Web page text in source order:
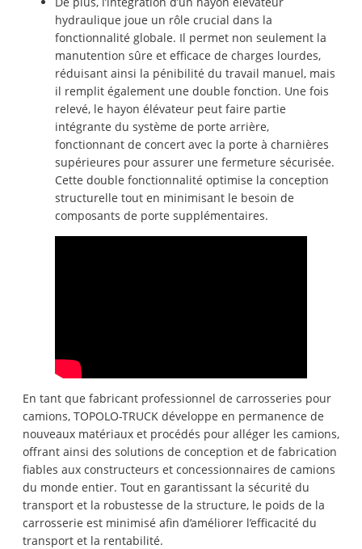
hydraulique joue un rôle crucial dans la
fonctionnalité globale. Il permet non seulement la
manutention sûre et efficace de charges lourdes,
réduisant ainsi la pénibilité du travail manuel, mais
il remplit également une double fonction. Une fois
relevé, le hayon élévateur peut faire partie
intégrante du système de porte arrière,
fonctionnant de concert avec la porte à charnières
supérieures pour assurer une fermeture sécurisée.
Cette double fonctionnalité optimise la conception
structurelle tout en minimisant le besoin de
composants de porte supplémentaires.
En tant que fabricant professionnel de carrosseries pour
camions, TOPOLO-TRUCK développe en permanence de
nouveaux matériaux et procédés pour alléger les camions,
offrant ainsi des solutions de conception et de fabrication
fiables aux constructeurs et concessionnaires de camions
du monde entier. Tout en garantissant la sécurité du
transport et la robustesse de la structure, le poids de la
carrosserie est minimisé afin d’améliorer l’efficacité du
transport et la rentabilité.